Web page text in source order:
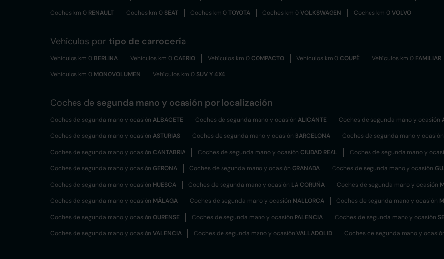
Coches km 0 RENAULT Coches km 0 SEAT Coches km 0TOYOTA Coches km 0VOLKSWAGEN Coches km 0VOLVO
Vehículos por tipo de carrocería
Vehículos km 0 BERLINA Vehículos km 0CABRIO Vehículos km 0COMPACTO Vehículos km 0COUPÉ Vehículos km 0 FAMILIAR
Vehículos km 0 MONOVOLUMEN Vehículos km 0 SUV Y 4X4
Coches de segunda mano y ocasión por localización
Coches de segunda mano y ocasión ALBACETE Coches de segunda mano y ocasión ALICANTE Coches de segunda mano y ocasión
Coches de segunda mano y ocasión ASTURIAS Coches de segunda mano y ocasión BARCELONA Coches de segunda mano y ocasión
Coches de segunda mano y ocasión CANTABRIA Coches de segunda mano y ocasión CIUDAD REAL Coches de segunda mano y
Coches de segunda mano y ocasión GERONA Coches de segunda mano y ocasión GRANADA Coches de segunda mano y ocasión
Coches de segunda mano y ocasión HUESCA Coches de segunda mano y ocasión LA CORUÑA Coches de segunda mano y ocasión
Coches de segunda mano y ocasión MÁLAGA Coches de segunda mano y ocasión MALLORCA Coches de segunda mano y ocasión
Coches de segunda mano y ocasión OURENSE Coches de segunda mano y ocasión PALENCIA Coches de segunda mano y ocasión
Coches de segunda mano y ocasión VALENCIA Coches de segunda mano y ocasión VALLADOLID Coches de segunda mano y